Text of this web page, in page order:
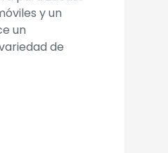
y un
un
de